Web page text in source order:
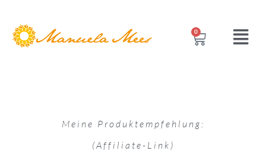
0
Meine Produktempfehlung:
(Affiliate-Link)